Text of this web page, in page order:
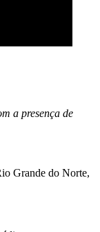
a presença de
Grande do Norte,